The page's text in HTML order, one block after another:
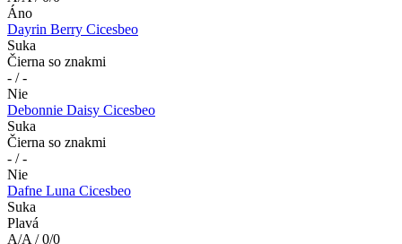
Áno
Dayrin Berry Cicesbeo
Suka
Čierna so znakmi
- / -
Nie
Debonnie Daisy Cicesbeo
Suka
Čierna so znakmi
- / -
Nie
Dafne Luna Cicesbeo
Suka
Plavá
A/A / 0/0